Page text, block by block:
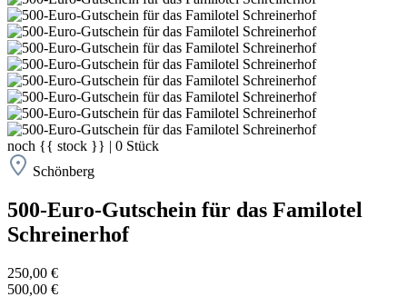
noch {{ stock }} | 0 Stück
Schönberg
500-Euro-Gutschein für das Familotel
Schreinerhof
250,00 €
500,00 €